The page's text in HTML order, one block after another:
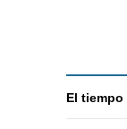
El tiempo